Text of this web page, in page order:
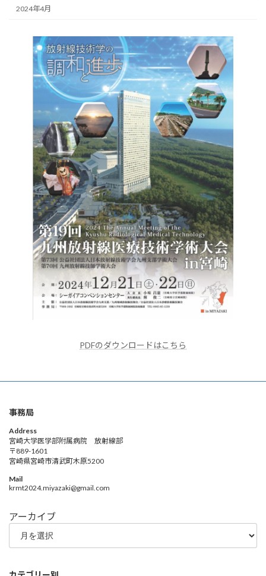
2024年4月
PDFのダウンロードはこちら
事務局
Address
宮崎大学医学部附属病院 放射線部
〒889-1601
宮崎県宮崎市清武町木原5200
Mail
krmt2024.miyazaki@gmail.com
アーカイブ